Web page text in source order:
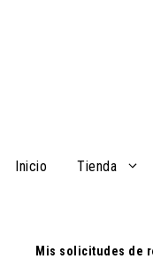
Inicio Tienda
Mis solicitudes de